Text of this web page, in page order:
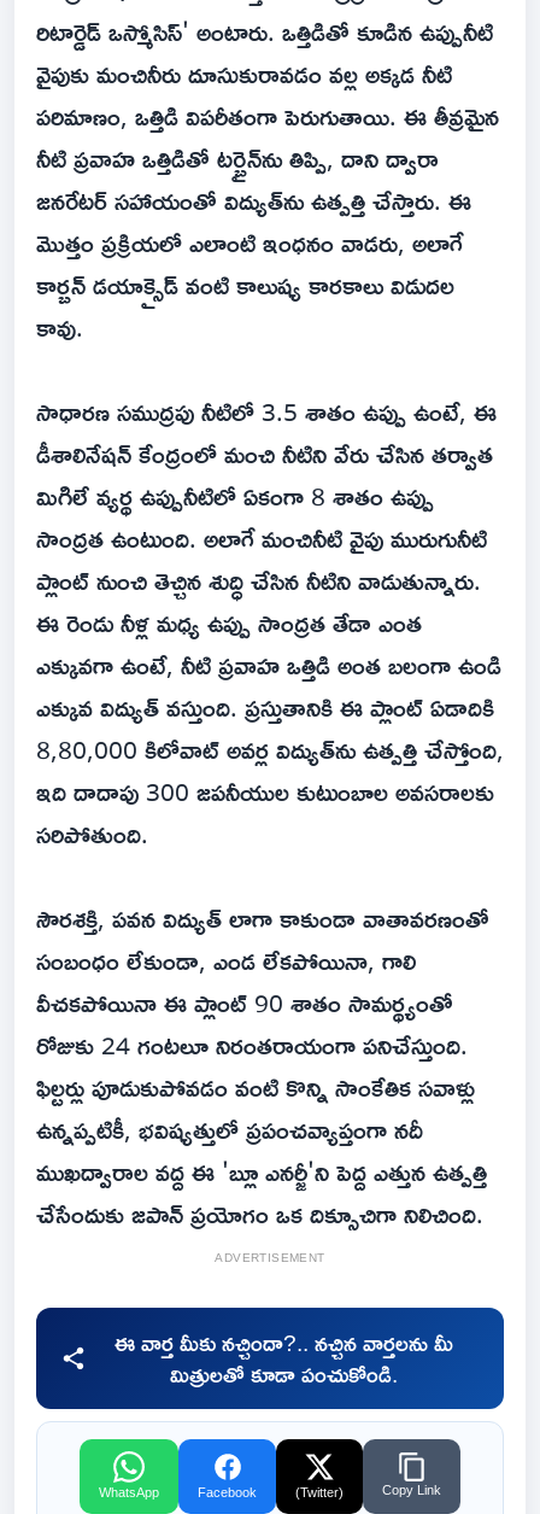
రిటార్డెడ్ ఒస్మోసిస్' అంటారు. ఒత్తిడితో కూడిన ఉప్పునీటి
వైపుకు మంచినీరు దూసుకురావడం వల్ల అక్కడ నీటి
పరిమాణం, ఒత్తిడి విపరీతంగా పెరుగుతాయి. ఈ తీవ్రమైన
నీటి ప్రవాహ ఒత్తిడితో టర్బైన్‌ను తిప్పి, దాని ద్వారా
జనరేటర్ సహాయంతో విద్యుత్‌ను ఉత్పత్తి చేస్తారు. ఈ
మొత్తం ప్రక్రియలో ఎలాంటి ఇంధనం వాడరు, అలాగే
కార్బన్ డయాక్సైడ్ వంటి కాలుష్య కారకాలు విడుదల
కావు.
సాధారణ సముద్రపు నీటిలో 3.5 శాతం ఉప్పు ఉంటే, ఈ
డీశాలినేషన్ కేంద్రంలో మంచి నీటిని వేరు చేసిన తర్వాత
మిగిలే వ్యర్థ ఉప్పునీటిలో ఏకంగా 8 శాతం ఉప్పు
సాంద్రత ఉంటుంది. అలాగే మంచినీటి వైపు మురుగునీటి
ప్లాంట్ నుంచి తెచ్చిన శుద్ధి చేసిన నీటిని వాడుతున్నారు.
ఈ రెండు నీళ్ల మధ్య ఉప్పు సాంద్రత తేడా ఎంత
ఎక్కువగా ఉంటే, నీటి ప్రవాహ ఒత్తిడి అంత బలంగా ఉండి
ఎక్కువ విద్యుత్ వస్తుంది. ప్రస్తుతానికి ఈ ప్లాంట్ ఏడాదికి
8,80,000 కిలోవాట్ అవర్ల విద్యుత్‌ను ఉత్పత్తి చేస్తోంది,
ఇది దాదాపు 300 జపనీయుల కుటుంబాల అవసరాలకు
సరిపోతుంది.
సౌరశక్తి, పవన విద్యుత్ లాగా కాకుండా వాతావరణంతో
సంబంధం లేకుండా, ఎండ లేకపోయినా, గాలి
వీచకపోయినా ఈ ప్లాంట్ 90 శాతం సామర్థ్యంతో
రోజుకు 24 గంటలూ నిరంతరాయంగా పనిచేస్తుంది.
ఫిల్టర్లు పూడుకుపోవడం వంటి కొన్ని సాంకేతిక సవాళ్లు
ఉన్నప్పటికీ, భవిష్యత్తులో ప్రపంచవ్యాప్తంగా నదీ
ముఖద్వారాల వద్ద ఈ 'బ్లూ ఎనర్జీ'ని పెద్ద ఎత్తున ఉత్పత్తి
చేసేందుకు జపాన్ ప్రయోగం ఒక దిక్సూచిగా నిలిచింది.
ADVERTISEMENT
ఈ వార్త మీకు నచ్చిందా?.. నచ్చిన వార్తలను మీ
మిత్రులతో కూడా పంచుకోండి.
WhatsApp Facebook (Twitter) Copy Link